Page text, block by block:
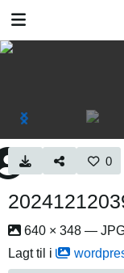
0
640 × 348 —
Lagt til i